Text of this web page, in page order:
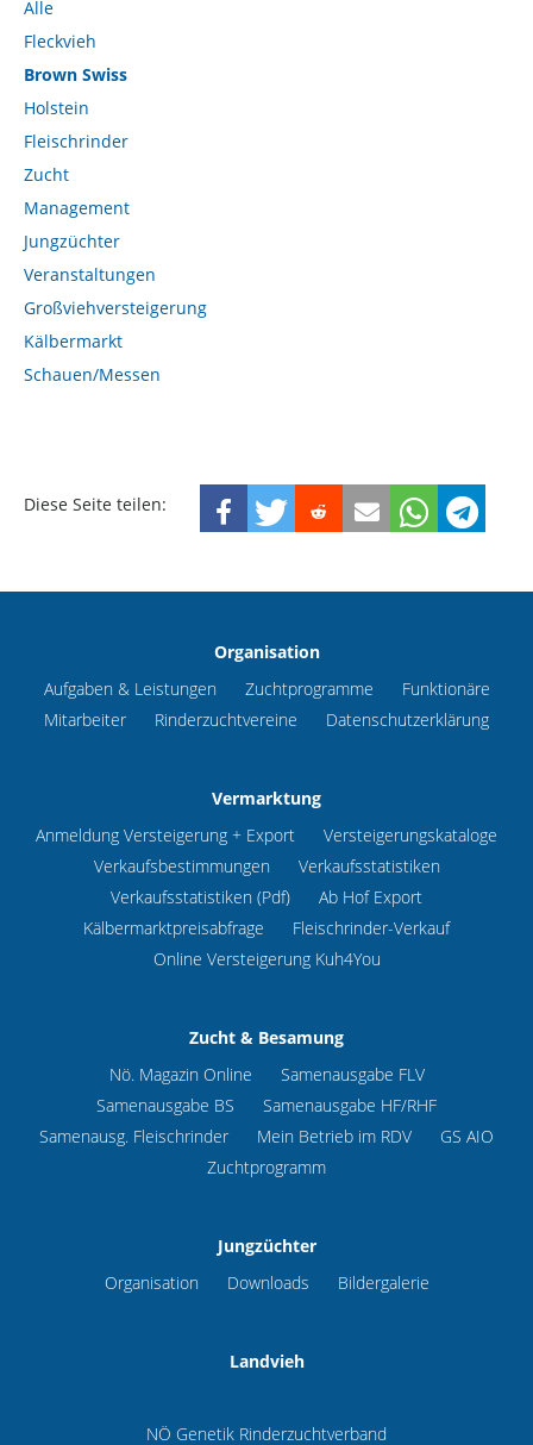
Alle
Fleckvieh
Brown Swiss
Holstein
Fleischrinder
Zucht
Management
Jungzüchter
Veranstaltungen
Großviehversteigerung
Kälbermarkt
Schauen/Messen
Diese Seite teilen:
Organisation
Aufgaben & Leistungen
Zuchtprogramme
Funktionäre
Mitarbeiter
Rinderzuchtvereine Datenschutzerklärung
Vermarktung
Anmeldung Versteigerung + Export
Versteigerungskataloge
Verkaufsbestimmungen
Verkaufsstatistiken
Verkaufsstatistiken (Pdf)
Ab Hof Export
Kälbermarktpreisabfrage
Fleischrinder-Verkauf
Online Versteigerung Kuh4You
Zucht & Besamung
Nö. Magazin Online
Samenausgabe FLV
Samenausgabe BS
Samenausgabe HF/RHF
Samenausg. Fleischrinder
Mein Betrieb im RDV
GS AIO
Zuchtprogramm
Jungzüchter
Organisation
Downloads Bildergalerie
Landvieh
NÖ Genetik Rinderzuchtverband